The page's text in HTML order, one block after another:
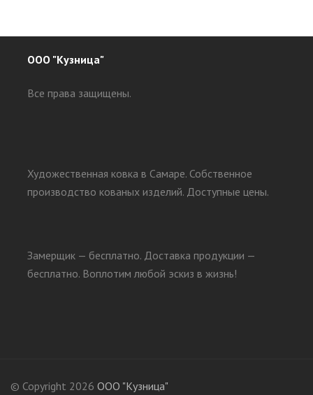
ООО "Кузница"
Все права защищены.
Художественная ковка в Самаре. Собственное
производство кованых изделий. Доступные цены.
Замерщик — бесплатно. Доставка продукции —
бесплатно. Воплотим любой эскиз в жизнь!
© Copyright 2026 ООО "Кузница"